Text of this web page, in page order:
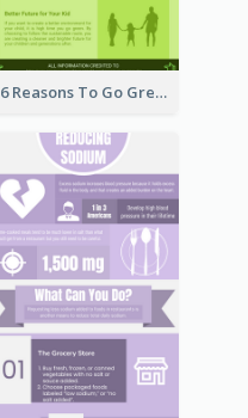
6 Reasons To Go Green